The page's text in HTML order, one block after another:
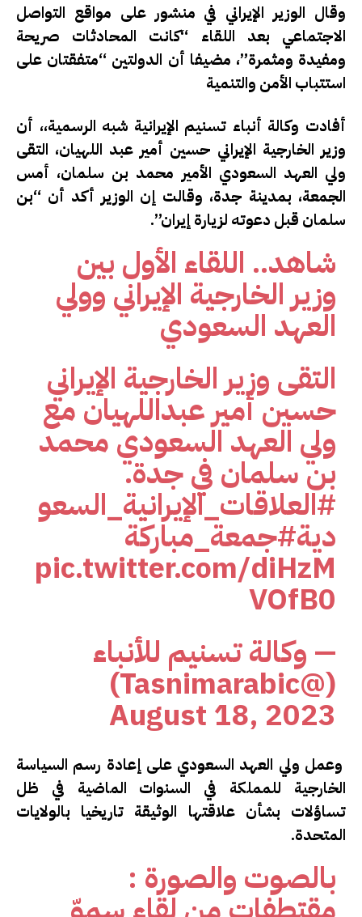
وقال الوزير الإيراني في منشور على مواقع التواصل
الاجتماعي بعد اللقاء “كانت المحادثات صريحة
ومفيدة ومثمرة”، مضيفا أن الدولتين “متفقتان على
استتباب الأمن والتنمية
أفادت وكالة أنباء تسنيم الإيرانية شبه الرسمية،، أن
وزير الخارجية الإيراني حسين أمير عبد اللهيان، التقى
ولي العهد السعودي الأمير محمد بن سلمان، أمس
الجمعة، بمدينة جدة، وقالت إن الوزير أكد أن “بن
سلمان قبل دعوته لزيارة إيران”.
شاهد.. اللقاء الأول بين
وزير الخارجية الإيراني وولي
العهد السعودي
التقى وزير الخارجية الإيراني
حسين أمير عبداللهيان مع
ولي العهد السعودي محمد
بن سلمان في جدة.
#العلاقات_الإيرانية_السعو
دية#جمعة_مباركة
pic.twitter.com/diHzM
VOfB0
— وكالة تسنيم للأنباء
(@Tasnimarabic)
August 18, 2023
وعمل ولي العهد السعودي على إعادة رسم السياسة
الخارجية للمملكة في السنوات الماضية في ظل
تساؤلات بشأن علاقتها الوثيقة تاريخيا بالولايات
المتحدة.
بالصوت والصورة :